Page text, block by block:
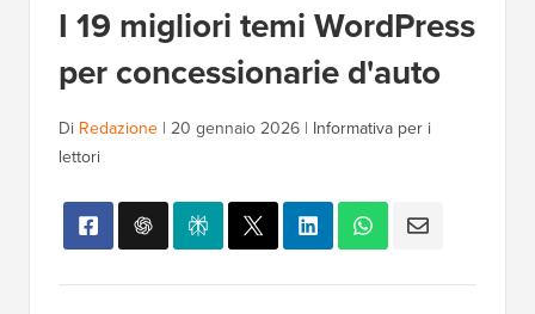
I 19 migliori temi WordPress
per concessionarie d'auto
Di Redazione | 20 gennaio 2026 | Informativa per i
lettori